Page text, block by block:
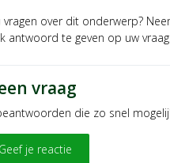
vragen over dit onderwerp?
antwoord te geven op uw vraag.
vraag
die zo snel
Geef je reactie